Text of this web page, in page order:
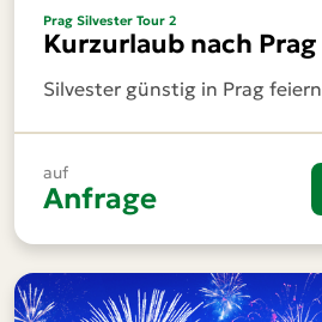
Prag Silvester Tour 2
Kurzurlaub nach Prag
Silvester günstig in Prag feiern
auf
Anfrage